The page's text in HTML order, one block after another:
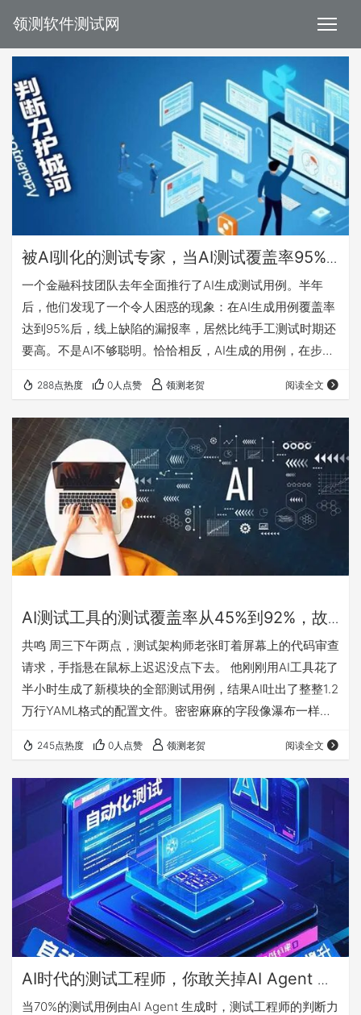
领测软件测试网
被AI驯化的测试专家，当AI测试覆盖率95%
时，缺陷漏报率反而更高了：判断力退化的
真相是什么？
一个金融科技团队去年全面推行了AI生成测试用例。半年
后，他们发现了一个令人困惑的现象：在AI生成用例覆盖率
达到95%后，线上缺陷的漏报率，居然比纯手工测试时期还
要高。不是AI不够聪明。恰恰相反，AI生成的用例，在步骤
“审核”环节。那些被定义为“高维审核者”的资深测试工程
师，他们能一眼看出“这个用例逻辑不对”，但当被追问“哪里
不对，应该怎么改”时，答案变得模糊：“感觉……好像少了点
业务语义的考量。”他们失去了判断“好”的具体能力。 这事儿
让我想起一个更广为人知的矛…
288点热度 0人点赞 领测老贺 阅读全文
AI测试工具的测试覆盖率从45%到92%，故
障率反而涨了15%
共鸣 周三下午两点，测试架构师老张盯着屏幕上的代码审查
请求，手指悬在鼠标上迟迟没点下去。 他刚刚用AI工具花了
半小时生成了新模块的全部测试用例，结果AI吐出了整整1.2
万行YAML格式的配置文件。密密麻麻的字段像瀑布一样滚
遍，今天别想下班了。 更讽刺的是，他隐约记得上个月刚清
理过一批类似的AI生成用例——那些冗余的边界条件从没触
发过任何bug。办公室里空调嗡嗡作响，窗外知了的叫声一
阵阵传来，老张的咖啡早凉透了。他盯着屏幕上那行绿色
的"生成完成"，突然觉得这四个字有点…
245点热度 0人点赞 领测老贺 阅读全文
AI时代的测试工程师，你敢关掉AI Agent 一
小时吗？
当70%的测试用例由AI Agent 生成时，测试工程师的判断力